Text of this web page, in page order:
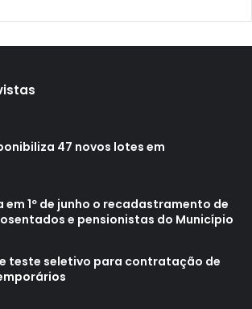
47 novos lotes em
em 1º de junho o recadastramento de
e pensionistas do Município
teste seletivo para contratação de